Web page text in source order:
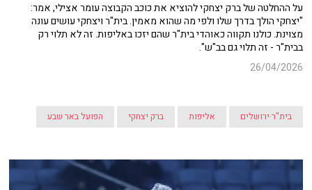
על ההחלטה של ברק יצחקי להוציא את כוכב הקבוצה עומר אצילי, אמר:
"יצחקי הולך בדרך שלו ולפי מה שהוא מאמין. בית"ר ויצחקי עושים עונה
מצוינת. כולנו תקווה כאוהדי בית"ר שהם יזכו באליפות. זה לא תלוי רק
בבית"ר - זה תלוי גם בב"ש".
26/04/2026
בית"ר ירושלים אליפות ברק יצחקי הפועל באר שבע